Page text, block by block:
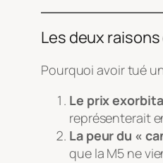
Les deux raisons
Pourquoi avoir tué
Le prix
représenterait
La peur du «
que la M5 ne